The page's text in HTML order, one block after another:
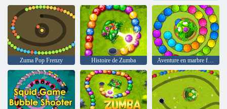
Zuma Pop Frenzy Histoire de Zumba